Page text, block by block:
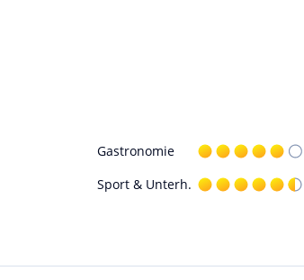
Gastronomie
Sport & Unterh.